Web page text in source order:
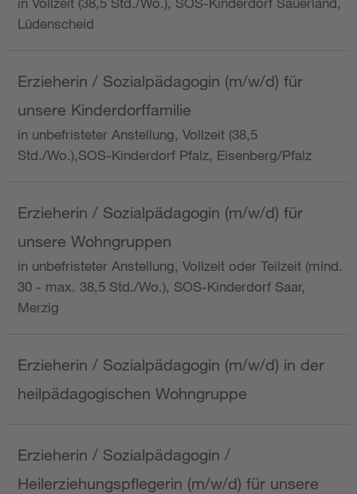
Lüdenscheid
Erzieherin / Sozialpädagogin (m/w/d) für
unsere Kinderdorffamilie
in unbefristeter Anstellung, Vollzeit (38,5
Std./Wo.),SOS-Kinderdorf Pfalz, Eisenberg/Pfalz
Erzieherin / Sozialpädagogin (m/w/d) für
unsere Wohngruppen
in unbefristeter Anstellung, Vollzeit oder Teilzeit (mind.
30 - max. 38,5 Std./Wo.), SOS-Kinderdorf Saar,
Merzig
Erzieherin / Sozialpädagogin (m/w/d) in der
heilpädagogischen Wohngruppe
Erzieherin / Sozialpädagogin /
Heilerziehungspflegerin (m/w/d) für unsere